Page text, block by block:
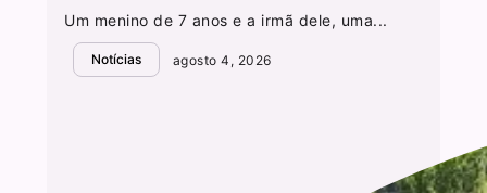
Um menino de 7 anos e a irmã dele, uma...
Notícias agosto 4, 2026